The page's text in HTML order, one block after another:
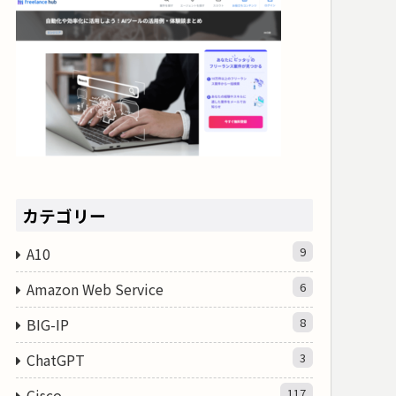
カテゴリー
A10 9
Amazon Web Service 6
BIG-IP 8
ChatGPT 3